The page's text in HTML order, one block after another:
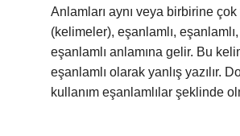
Anlamları aynı veya birbirine çok
(kelimeler), eşanlamlı,
eşanlamlı anlamına gelir. Bu
eşanlamlı olarak yanlış yazılır.
kullanım eşanlamlılar şeklinde